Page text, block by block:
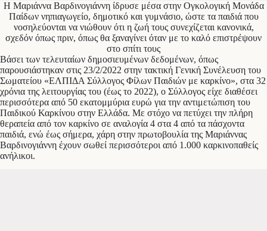
Η Μαριάννα Βαρδινογιάννη ίδρυσε μέσα στην Ογκολογική Μονάδα
Παίδων νηπιαγωγείο, δημοτικό και γυμνάσιο, ώστε τα παιδιά που
νοσηλεύονται να νιώθουν ότι η ζωή τους συνεχίζεται κανονικά,
σχεδόν όπως πριν, όπως θα ξαναγίνει όταν με το καλό επιστρέψουν
στο σπίτι τους
Βάσει των τελευταίων δημοσιευμένων δεδομένων, όπως
παρουσιάστηκαν στις 23/2/2022 στην τακτική Γενική Συνέλευση του
Σωματείου «ΕΛΠΙΔΑ Σύλλογος Φίλων Παιδιών με καρκίνο», στα 32
χρόνια της λειτουργίας του (έως το 2022), ο Σύλλογος είχε διαθέσει
περισσότερα από 50 εκατομμύρια ευρώ για την αντιμετώπιση του
Παιδικού Καρκίνου στην Ελλάδα. Με στόχο να πετύχει την πλήρη
θεραπεία από τον καρκίνο σε αναλογία 4 στα 4 από τα πάσχοντα
παιδιά, ενώ έως σήμερα, χάρη στην πρωτοβουλία της Μαριάννας
Βαρδινογιάννη έχουν σωθεί περισσότεροι από 1.000 καρκινοπαθείς
ανήλικοι.